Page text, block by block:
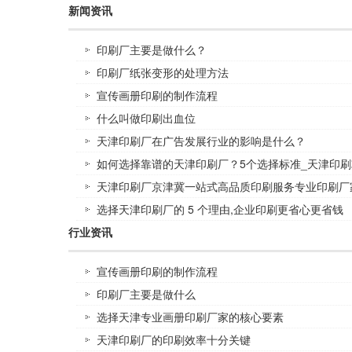
新闻资讯
印刷厂主要是做什么？
印刷厂纸张变形的处理方法
宣传画册印刷的制作流程
什么叫做印刷出血位
天津印刷厂在广告发展行业的影响是什么？
如何选择靠谱的天津印刷厂？5个选择标准_天津印
天津印刷厂京津冀一站式高品质印刷服务专业印刷
选择天津印刷厂的 5 个理由,企业印刷更省心更省钱
行业资讯
宣传画册印刷的制作流程
印刷厂主要是做什么
选择天津专业画册印刷厂家的核心要素
天津印刷厂的印刷效率十分关键